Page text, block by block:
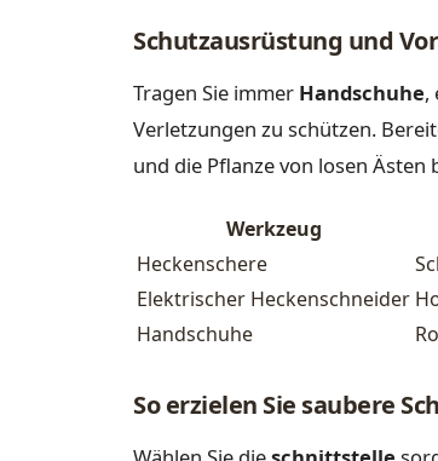
Schutzausrüstung und
Tragen Sie immer Handschuhe,
Verletzungen zu schützen.
und die Pflanze von losen Ästen
Werkzeug
Heckenschere
Elektrischer Heckenschneider
Handschuhe
So erzielen Sie saubere